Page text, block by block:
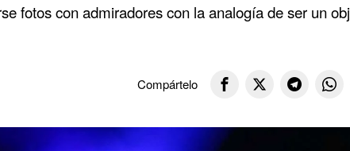
fotos con admiradores con la analogía de ser un
Compártelo